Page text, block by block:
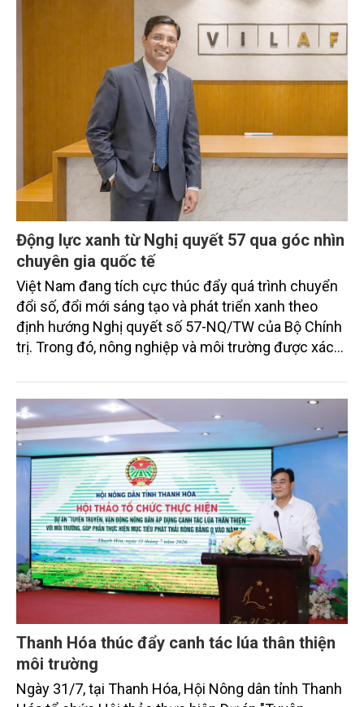
Động lực xanh từ Nghị quyết 57 qua góc nhìn
chuyên gia quốc tế
Việt Nam đang tích cực thúc đẩy quá trình chuyển
đổi số, đổi mới sáng tạo và phát triển xanh theo
định hướng Nghị quyết số 57-NQ/TW của Bộ Chính
trị. Trong đó, nông nghiệp và môi trường được xác
sắc bởi các tiến bộ công nghệ và cam kết bền vững
toàn cầu, đặc biệt là mục tiêu đưa phát thải ròng
bằng 0 (Net-Zero) vào năm 2050.
Thanh Hóa thúc đẩy canh tác lúa thân thiện
môi trường
Ngày 31/7, tại Thanh Hóa, Hội Nông dân tỉnh Thanh